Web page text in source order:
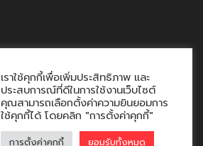
เราใช้คุกกี้เพื่อเพิ่มประสิทธิภาพ และ
ประสบการณ์ที่ดีในการใช้งานเว็บไซต์
คุณสามารถเลือกตั้งค่าความยินยอมการ
ใช้คุกกี้ได้ โดยคลิก "การตั้งค่าคุกกี้"
การตั้งค่าคุกกี้ ยอมรับทั้งหมด